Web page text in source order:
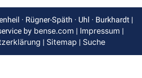
· Rügner-Späth · Uhl · Burkhardt |
by bense.com | Impressum |
| Sitemap | Suche